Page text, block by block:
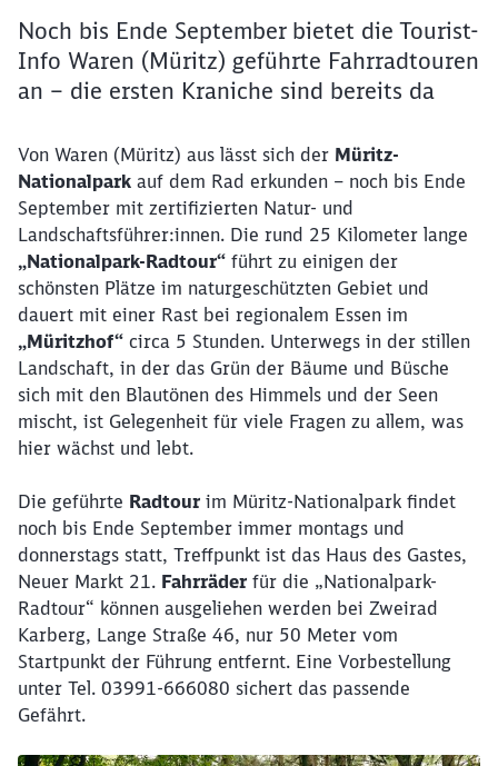
Noch bis Ende September bietet die Tourist-
Info Waren (Müritz) geführte Fahrradtouren
an – die ersten Kraniche sind bereits da
Von Waren (Müritz) aus lässt sich der Müritz-
Nationalpark auf dem Rad erkunden – noch bis Ende
September mit zertifizierten Natur- und
Landschaftsführer:innen. Die rund 25 Kilometer lange
„Nationalpark-Radtour“ führt zu einigen der
schönsten Plätze im naturgeschützten Gebiet und
dauert mit einer Rast bei regionalem Essen im
„Müritzhof“ circa 5 Stunden. Unterwegs in der stillen
Landschaft, in der das Grün der Bäume und Büsche
sich mit den Blautönen des Himmels und der Seen
mischt, ist Gelegenheit für viele Fragen zu allem, was
hier wächst und lebt.
Die geführte Radtour im Müritz-Nationalpark findet
noch bis Ende September immer montags und
donnerstags statt, Treffpunkt ist das Haus des Gastes,
Neuer Markt 21. Fahrräder für die „Nationalpark-
Radtour“ können ausgeliehen werden bei Zweirad
Karberg, Lange Straße 46, nur 50 Meter vom
Startpunkt der Führung entfernt. Eine Vorbestellung
unter Tel. 03991-666080 sichert das passende
Gefährt.